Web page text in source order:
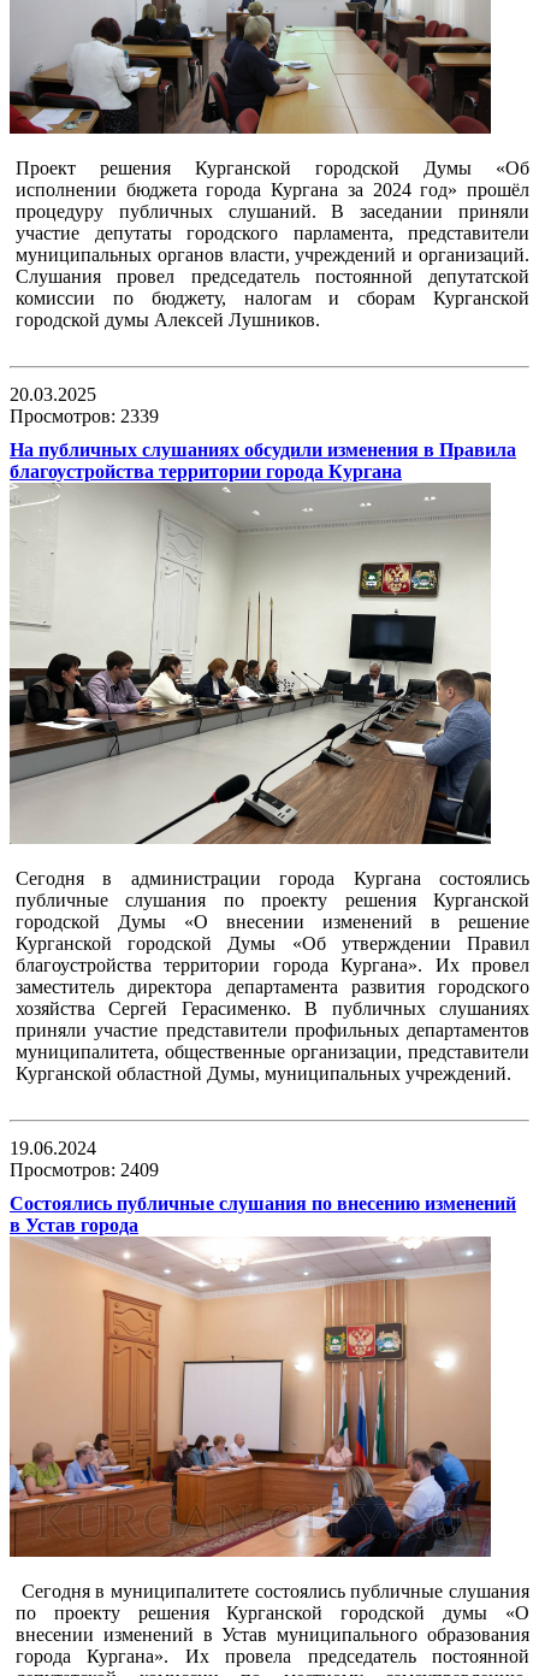
Проект решения Курганской городской Думы «Об
исполнении бюджета города Кургана за 2024 год» прошёл
процедуру публичных слушаний. В заседании приняли
участие депутаты городского парламента, представители
муниципальных органов власти, учреждений и организаций.
Слушания провел председатель постоянной депутатской
комиссии по бюджету, налогам и сборам Курганской
городской думы Алексей Лушников.
20.03.2025
Просмотров: 2339
На публичных слушаниях обсудили изменения в Правила
благоустройства территории города Кургана
Сегодня в администрации города Кургана состоялись
публичные слушания по проекту решения Курганской
городской Думы «О внесении изменений в решение
Курганской городской Думы «Об утверждении Правил
благоустройства территории города Кургана». Их провел
заместитель директора департамента развития городского
хозяйства Сергей Герасименко. В публичных слушаниях
приняли участие представители профильных департаментов
муниципалитета, общественные организации, представители
Курганской областной Думы, муниципальных учреждений.
19.06.2024
Просмотров: 2409
Состоялись публичные слушания по внесению изменений
в Устав города
Сегодня в муниципалитете состоялись публичные слушания
по проекту решения Курганской городской думы «О
внесении изменений в Устав муниципального образования
города Кургана». Их провела председатель постоянной